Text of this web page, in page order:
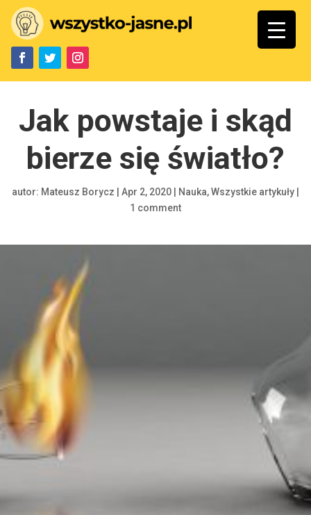
Jak powstaje i skąd
bierze się światło?
autor: Mateusz Borycz | Apr 2, 2020 | Nauka,Wszystkie artykuły |
1 comment